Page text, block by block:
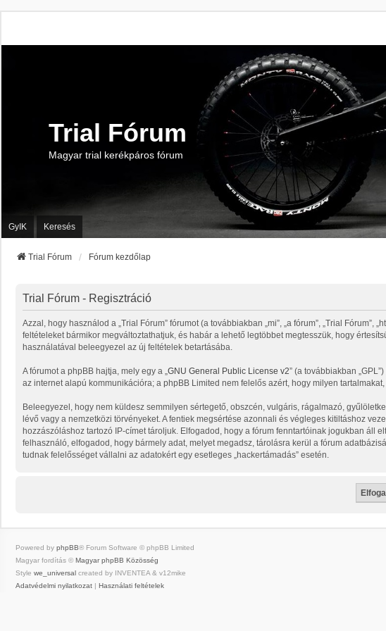
Trial Fórum
Magyar trial kerékpáros fórum
GyIK Keresés
Trial Fórum Fórum kezdőlap
Trial Fórum - Regisztráció
Azzal, hogy használod a „Trial Fórum” fórumot (a továbbiakban „mi”, „a fórum”, „Trial
feltételeket bármikor megváltoztathatjuk, és habár a lehető legtöbbet megtesszük, hogy
használatával beleegyezel az új feltételek betartásába.
A fórumot a phpBB hajtja, mely egy a „GNU General Public License v2” (a továbbiakban
az internet alapú kommunikációra; a phpBB Limited nem felelős azért, hogy milyen
Beleegyezel, hogy nem küldesz semmilyen sértegető, obszcén, vulgáris, rágalmazó,
lévő vagy a nemzetközi törvényeket. A fentiek megsértése azonnali és végleges kitiltáshoz
hozzászóláshoz tartozó IP-címet tároljuk. Elfogadod, hogy a fórum fenntartóinak jogukban
felhasználó, elfogadod, hogy bármely adat, melyet megadsz, tárolásra kerül a fórum
tudnak felelősséget vállalni az adatokért egy esetleges „hackertámadás” esetén.
Powered by phpBB® Forum Software © phpBB Limited
Magyar fordítás © Magyar phpBB Közösség
Style we_universal created by INVENTEA & v12mike
Adatvédelmi nyilatkozat
Használati feltételek